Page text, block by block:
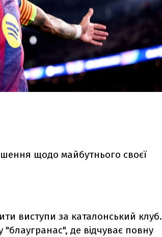
щодо майбутнього своєї
виступи за каталонський клуб.
де відчуває повну